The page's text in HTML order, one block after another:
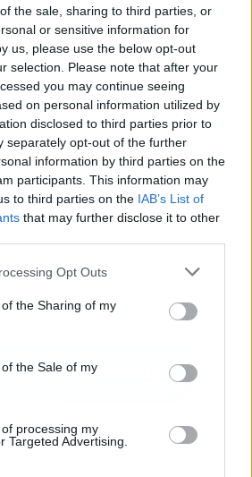
the sale, sharing to third parties, or
or sensitive information for
us, please use the below opt-out
selection. Please note that after your
you may continue seeing
on personal information utilized by
disclosed to third parties prior to
separately opt-out of the further
information by third parties on the
participants. This information may
to third parties on the IAB’s List of
that may further disclose it to other
Opt Outs
the Sharing of my
the Sale of my
processing my
Targeted Advertising.
Publicidad